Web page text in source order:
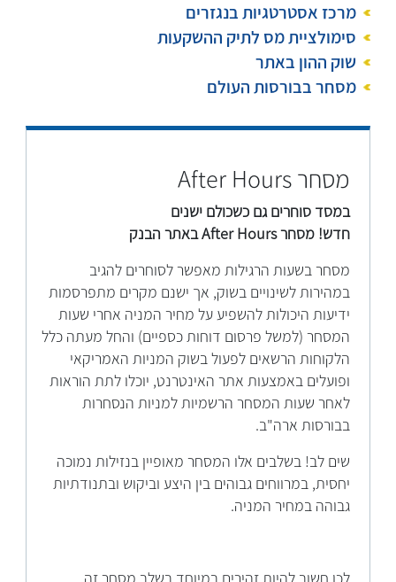
מרכז אסטרטגיות בנגזרים
סימולציית מס לתיק ההשקעות
שוק ההון באתר
מסחר בבורסות העולם
מסחר After Hours
במסד סוחרים גם כשכולם ישנים
חדש! מסחר After Hours באתר הבנק
מסחר בשעות הרגילות מאפשר לסוחרים להגיב
במהירות לשינויים בשוק, אך ישנם מקרים מתפרסמות
ידיעות היכולות להשפיע על מחיר המניה אחרי שעות
המסחר (למשל פרסום דוחות כספיים) והחל מעתה כלל
הלקוחות הרשאים לפעול בשוק המניות האמריקאי
ופועלים באמצעות אתר האינטרנט, יוכלו לתת הוראות
לאחר שעות המסחר הרשמיות למניות הנסחרות
בבורסות ארה"ב.
שים לב! בשלבים אלו המסחר מאופיין בנזילות נמוכה
יחסית, במרווחים גבוהים בין היצע וביקוש ובתנודתיות
גבוהה במחיר המניה.